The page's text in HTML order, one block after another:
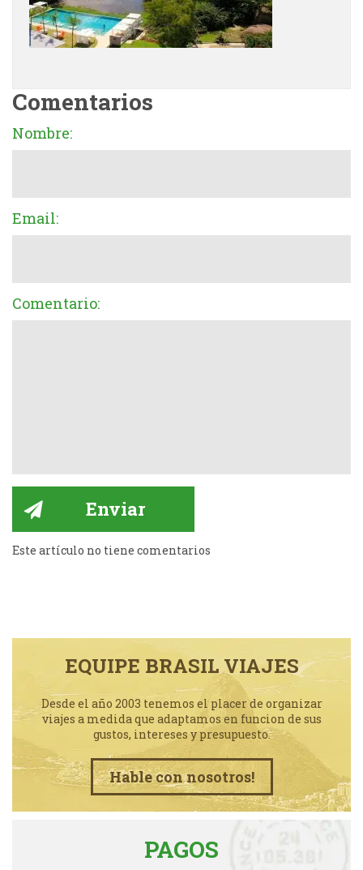
Comentarios
Nombre:
Email:
Comentario:
Este artículo no tiene comentarios
EQUIPE BRASIL VIAJES
Desde el año 2003 tenemos el placer de organizar
viajes a medida que adaptamos en funcion de sus
gustos, intereses y presupuesto.
Hable con nosotros!
PAGOS